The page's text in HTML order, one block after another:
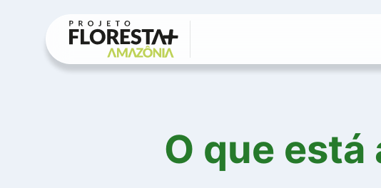
Projeto ▼
O que